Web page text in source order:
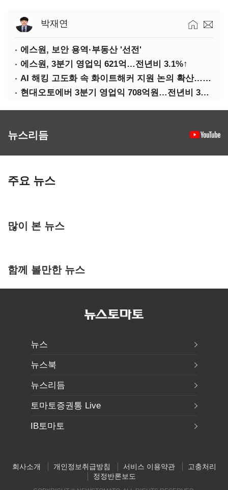
박재연
에스원, 보안 용역·부동산 '선전'
에스원, 3분기 영업익 621억…전년비 3.1%↑
AI 해킹 고도화 속 화이트해커 지원 논의 확산…'버그바운티' 재조명
현대오토에버 3분기 영업익 708억원…전년비 34.8%↑
뉴스리듬
주요 뉴스
많이 본 뉴스
함께 볼만한 뉴스
뉴스
뉴스북
뉴스리듬
토마토증권통 Live
IB토마토
회사소개 개인정보취급방침 서비스 이용약관
고충처리
정정반론보도